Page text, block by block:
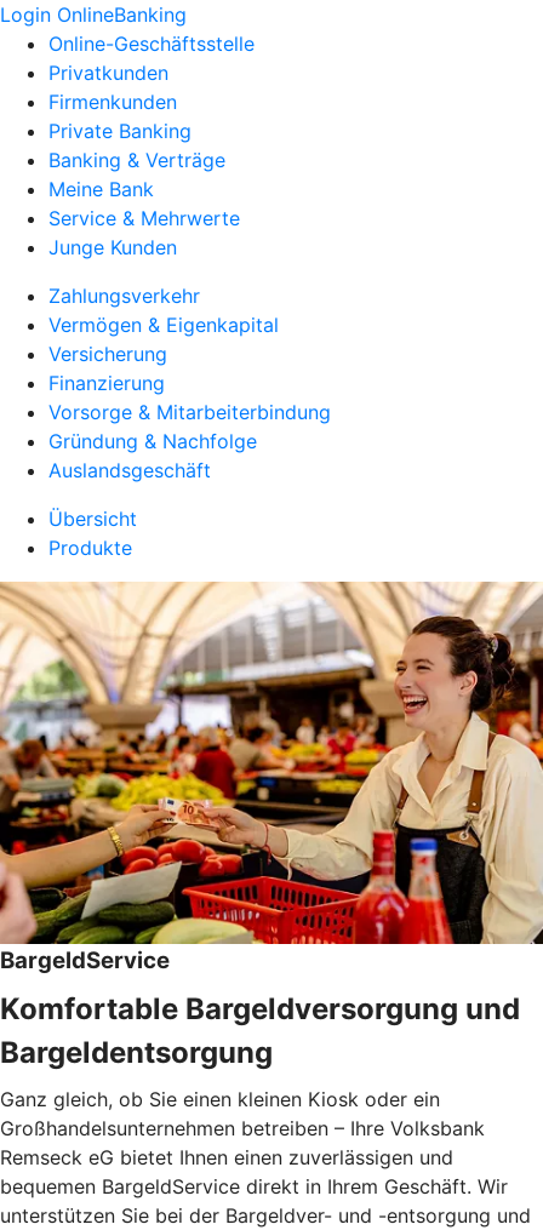
Login OnlineBanking
Online-Geschäftsstelle
Privatkunden
Firmenkunden
Private Banking
Banking & Verträge
Meine Bank
Service & Mehrwerte
Junge Kunden
Zahlungsverkehr
Vermögen & Eigenkapital
Versicherung
Finanzierung
Vorsorge & Mitarbeiterbindung
Gründung & Nachfolge
Auslandsgeschäft
Übersicht
Produkte
BargeldService
Komfortable Bargeldversorgung und
Bargeldentsorgung
Ganz gleich, ob Sie einen kleinen Kiosk oder ein
Großhandelsunternehmen betreiben – Ihre Volksbank
Remseck eG bietet Ihnen einen zuverlässigen und
bequemen BargeldService direkt in Ihrem Geschäft. Wir
unterstützen Sie bei der Bargeldver- und -entsorgung und